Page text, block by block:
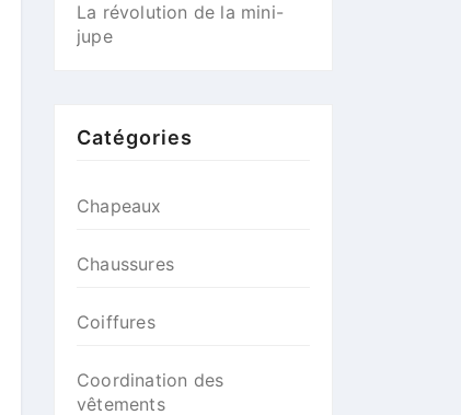
La révolution de la mini-
jupe
Catégories
Chapeaux
Chaussures
Coiffures
Coordination des
vêtements